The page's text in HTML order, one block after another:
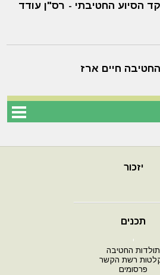
הסיוע החטיבתי - רס"ן עודד
חיים ארז
יזכור
תכנים
י
תולדות החטיבה
רשת הקשר
פרסומים